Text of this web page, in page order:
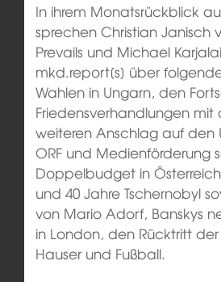
In ihrem Monatsrückblick
sprechen Christian Janisch
Prevails und Michael
mkd.report[s] über
Wahlen in Ungarn, den
Friedensverhandlungen mit
weiteren Anschlag auf den
ORF und Medienförderung
Doppelbudget in
und 40 Jahre Tschernobyl
von Mario Adorf, Banskys
in London, den Rücktritt der
Hauser und Fußball.